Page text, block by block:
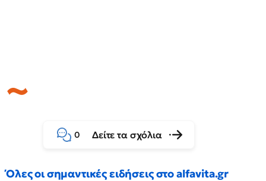
0 Δείτε τα σχόλια
Όλες οι σημαντικές ειδήσεις στο alfavita.gr